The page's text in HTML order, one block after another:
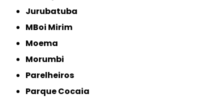
Jurubatuba
MBoi Mirim
Moema
Morumbi
Parelheiros
Parque Cocaia